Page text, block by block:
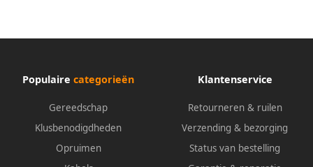
Populaire categorieën
Gereedschap
Klusbenodigdheden
Opruimen
Klantenservice
Retourneren & ruilen
Verzending & bezorging
Status van bestelling